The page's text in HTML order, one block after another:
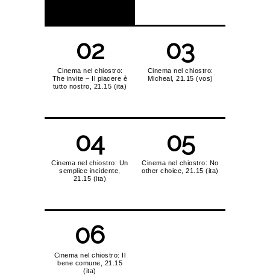
02
Cinema nel chiostro:
The invite – Il piacere è
tutto nostro, 21.15 (ita)
03
Cinema nel chiostro:
Micheal, 21.15 (vos)
04
Cinema nel chiostro: Un
semplice incidente,
21.15 (ita)
05
Cinema nel chiostro: No
other choice, 21.15 (ita)
06
Cinema nel chiostro: Il
bene comune, 21.15
(ita)